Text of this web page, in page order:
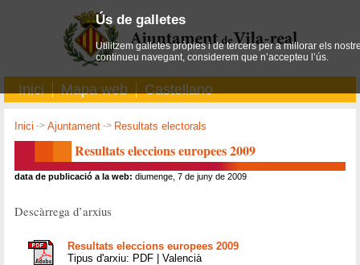
Inici Mapa web Castellano
Inici ->Ajuntament -> Resultats electorals
Resultats eleccions europees 2009
data de publicació a la web: diumenge, 7 de juny de 2009
Descàrrega d’arxius
Resultats eleccions europees 2009
Tipus d'arxiu: PDF | Valencià
Ús de galletes
Utilitzem galletes pròpies i de tercers per a millorar els
continueu navegant, considerem que n’accepteu l’ús.